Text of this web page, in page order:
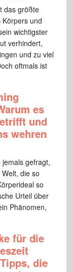
das größte
und
wichtigster
verhindert,
und zu viel
oftmals ist
es
und
wehren
jemals gefragt,
die so
so
Urteil über
Phänomen,
für die
die